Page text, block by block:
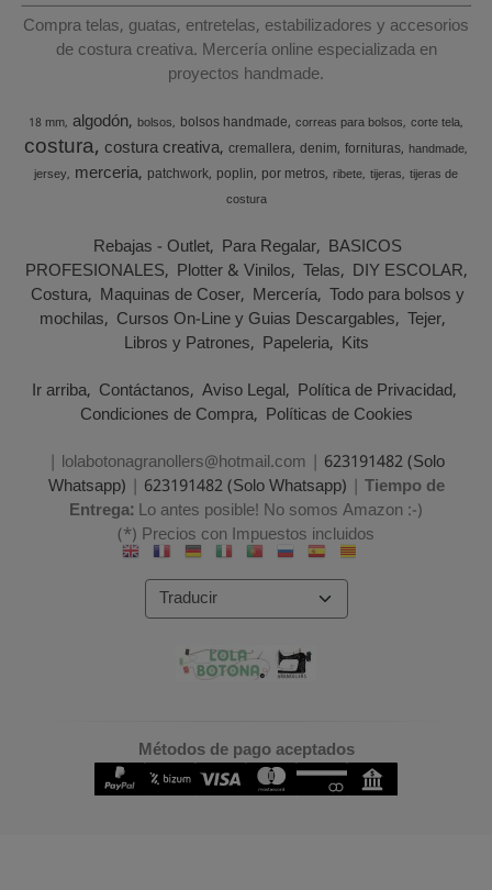
Compra telas, guatas, entretelas, estabilizadores y accesorios
de costura creativa. Mercería online especializada en
proyectos handmade.
18 mm algodón bolsos bolsos handmade correas para bolsos corte tela
costura costura creativa cremallera denim fornituras handmade
jersey merceria patchwork poplin por metros ribete tijeras tijeras de
costura
Rebajas - Outlet Para Regalar BASICOS
PROFESIONALES Plotter & Vinilos Telas DIY ESCOLAR
Costura Maquinas de Coser Mercería Todo para bolsos y
mochilas Cursos On-Line y Guias Descargables Tejer
Libros y Patrones Papeleria Kits
Ir arriba Contáctanos Aviso Legal Política de Privacidad
Condiciones de Compra Políticas de Cookies
| lolabotonagranollers@hotmail.com | 623191482 (Solo
Whatsapp) | 623191482 (Solo Whatsapp) | Tiempo de
Entrega:Lo antes posible! No somos Amazon :-)
(*) Precios con Impuestos incluidos
Métodos de pago aceptados